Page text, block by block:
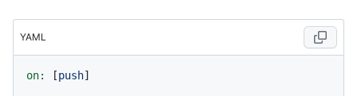
YAML
on: [push]